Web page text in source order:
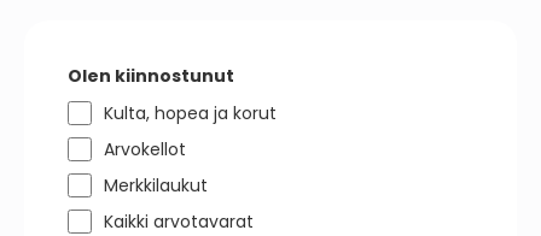
Olen kiinnostunut
Kulta, hopea ja korut
Arvokellot
Merkkilaukut
Kaikki arvotavarat